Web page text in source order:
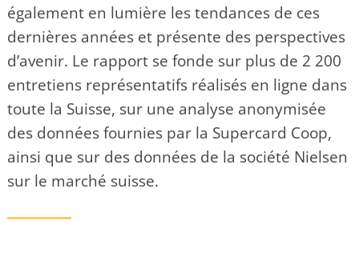
également en lumière les tendances de ces
dernières années et présente des perspectives
d’avenir. Le rapport se fonde sur plus de 2 200
entretiens représentatifs réalisés en ligne dans
toute la Suisse, sur une analyse anonymisée
des données fournies par la Supercard Coop,
ainsi que sur des données de la société Nielsen
sur le marché suisse.